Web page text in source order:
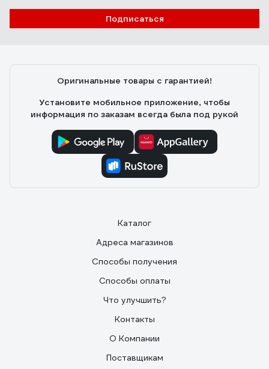
Подписаться
Оригинальные товары с гарантией!
Установите мобильное приложение, чтобы
информация по заказам всегда была под рукой
Каталог
Адреса магазинов
Способы получения
Способы оплаты
Что улучшить?
Контакты
О Компании
Поставщикам